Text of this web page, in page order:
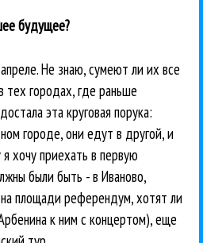
будущее?
Не знаю, сумеют ли их все
тех городах, где раньше
эта круговая порука:
городе, они едут в другой, и
хочу приехать в первую
были быть - в Иваново,
площади референдум, хотят ли
к ним с концертом), еще